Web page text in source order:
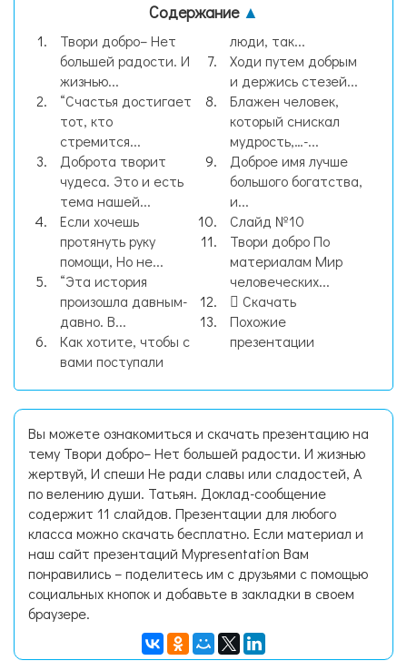
Содержание ▲
Твори добро– Нет
большей радости. И
жизнью...
“Счастья достигает
тот, кто
стремится...
Доброта творит
чудеса. Это и есть
тема нашей...
Если хочешь
протянуть руку
помощи, Но не...
“Эта история
произошла давным-
давно. В...
Как хотите, чтобы с
вами поступали
люди, так...
Ходи путем добрым
и держись стезей...
Блажен человек,
который снискал
мудрость,…-...
Доброе имя лучше
большого богатства,
и...
Слайд №10
Твори добро По
материалам Мир
человеческих...
Скачать
Похожие
презентации
Вы можете ознакомиться и скачать презентацию на
тему Твори добро– Нет большей радости. И жизнью
жертвуй, И спеши Не ради славы или сладостей, А
по велению души. Татьян. Доклад-сообщение
содержит 11 слайдов. Презентации для любого
класса можно скачать бесплатно. Если материал и
наш сайт презентаций Mypresentation Вам
понравились – поделитесь им с друзьями с помощью
социальных кнопок и добавьте в закладки в своем
браузере.